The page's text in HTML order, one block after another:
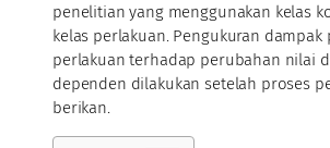
penelitian yang menggunakan kelas
kelas perlakuan. Pengukuran dampak
perlakuan terhadap perubahan nilai
dependen dilakukan setelah proses
berikan.